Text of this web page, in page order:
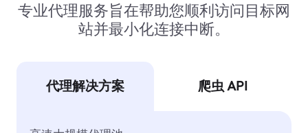
专业代理服务旨在帮助您顺利访问目标网
站并最小化连接中断。
代理解决方案 爬虫 API